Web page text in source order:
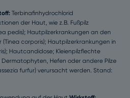
Terbinafinhydrochlorid
der Haut, wie z.B. Fußpilz
pedis); Hautpilzerkrankungen an den
corporis); Hautpilzerkrankungen in
Hautcandidose; Kleienpilzflechte
Dermatophyten, Hefen oder andere Pilze
furfur) verursacht werden. Stand: